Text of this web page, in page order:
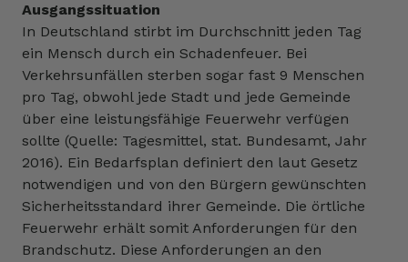
Ausgangssituation
In Deutschland stirbt im Durchschnitt jeden Tag
ein Mensch durch ein Schadenfeuer. Bei
Verkehrsunfällen sterben sogar fast 9 Menschen
pro Tag, obwohl jede Stadt und jede Gemeinde
über eine leistungsfähige Feuerwehr verfügen
sollte (Quelle: Tagesmittel, stat. Bundesamt, Jahr
2016). Ein Bedarfsplan definiert den laut Gesetz
notwendigen und von den Bürgern gewünschten
Sicherheitsstandard ihrer Gemeinde. Die örtliche
Feuerwehr erhält somit Anforderungen für den
Brandschutz. Diese Anforderungen an den